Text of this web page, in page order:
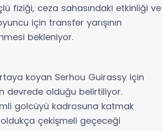
fiziği, ceza sahasındaki etkinliği ve
için transfer yarışının
bekleniyor.
koyan Serhou Guirassy için
devrede olduğu belirtiliyor.
golcüyü kadrosuna katmak
çekişmeli geçeceği